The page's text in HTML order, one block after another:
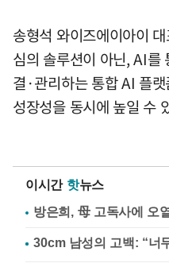
송형석 와이즈에이아이
심의 솔루션이 아닌, AI를
결·관리하는 통합 AI 플
성장성을 동시에 높일 수
이시간 핫뉴스
방은희, 母 고독사에 오